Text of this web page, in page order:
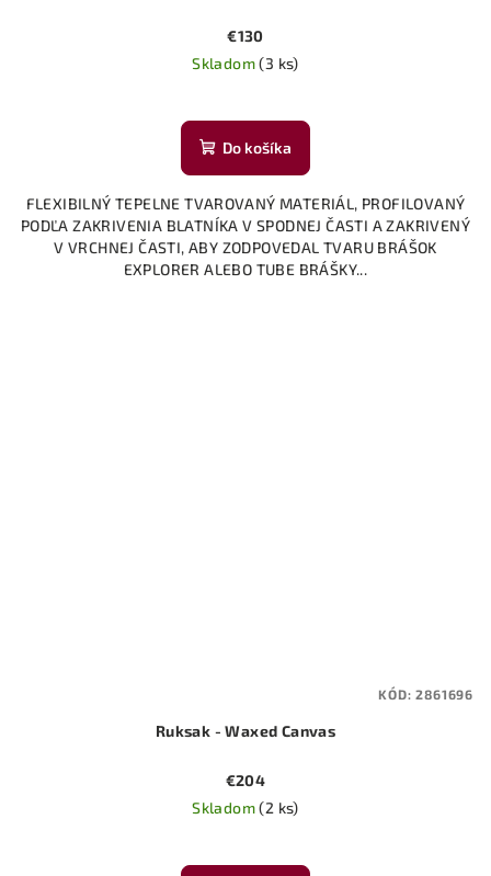
€130
Skladom(3 ks)
Do košíka
FLEXIBILNÝ TEPELNE TVAROVANÝ MATERIÁL, PROFILOVANÝ
PODĽA ZAKRIVENIA BLATNÍKA V SPODNEJ ČASTI A ZAKRIVENÝ
V VRCHNEJ ČASTI, ABY ZODPOVEDAL TVARU BRÁŠOK
EXPLORER ALEBO TUBE BRÁŠKY...
Ruksak - Waxed Canvas
€204
Skladom(2 ks)
hodnotenie
KÓD:2861696